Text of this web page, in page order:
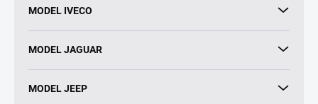
MODEL IVECO
MODEL JAGUAR
MODEL JEEP